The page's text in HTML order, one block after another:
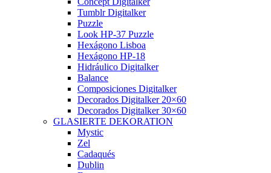
Tumblr Digitalker
Puzzle
Look HP-37 Puzzle
Hexágono Lisboa
Hexágono HP-18
Hidráulico Digitalker
Balance
Composiciones Digitalker
Decorados Digitalker 20×60
Decorados Digitalker 30×60
GLASIERTE DEKORATION
Mystic
Zel
Cadaqués
Dublin